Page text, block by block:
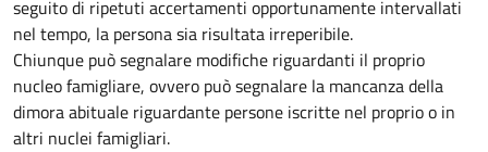
seguito di ripetuti accertamenti opportunamente intervallati
nel tempo, la persona sia risultata irreperibile.
Chiunque può segnalare modifiche riguardanti il proprio
nucleo famigliare, ovvero può segnalare la mancanza della
dimora abituale riguardante persone iscritte nel proprio o in
altri nuclei famigliari.